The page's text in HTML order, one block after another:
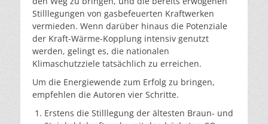
Stilllegungen von gasbefeuerten Kraftwerken
vermieden. Wenn darüber hinaus die Potenziale
der Kraft-Wärme-Kopplung intensiv genutzt
werden, gelingt es, die nationalen
Klimaschutzziele tatsächlich zu erreichen.
Um die Energiewende zum Erfolg zu bringen,
empfehlen die Autoren vier Schritte.
Erstens die Stilllegung der ältesten Braun- und